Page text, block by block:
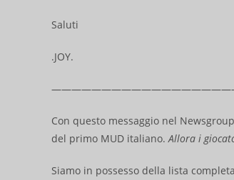
Saluti
.JOY.
Con questo messaggio nel
del primo MUD italiano.Allora i
Siamo in possesso della lista